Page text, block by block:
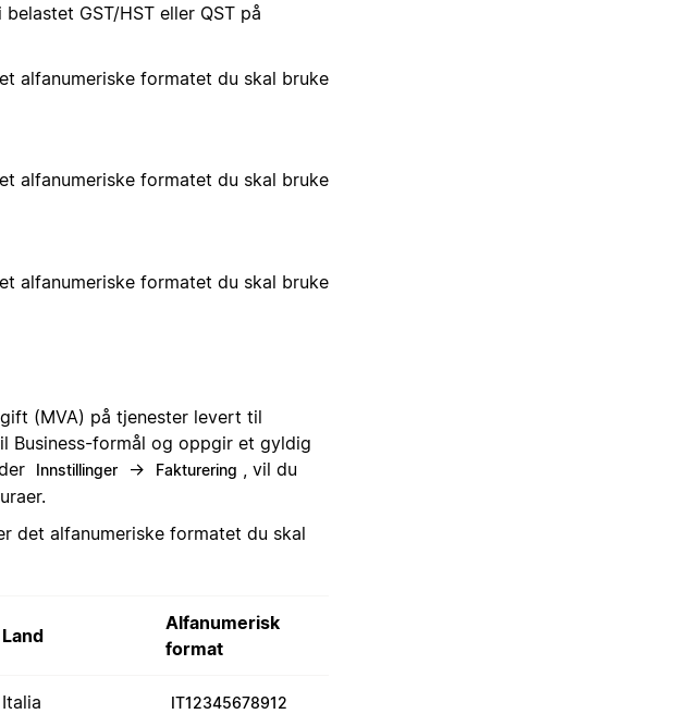
GST/HST eller QST på
alfanumeriske formatet du skal bruke
alfanumeriske formatet du skal bruke
alfanumeriske formatet du skal bruke
(MVA) på tjenester levert til
Business-formål og oppgir et gyldig
Innstillinger → Fakturering
, vil du
det alfanumeriske formatet du skal
Land
Alfanumerisk
format
Italia IT12345678912